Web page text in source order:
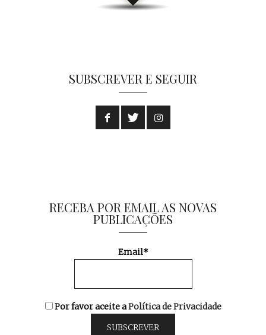
SUBSCREVER E SEGUIR
RECEBA POR EMAIL AS NOVAS
PUBLICAÇÕES
Email*
Por favor aceite aPolítica de Privacidade